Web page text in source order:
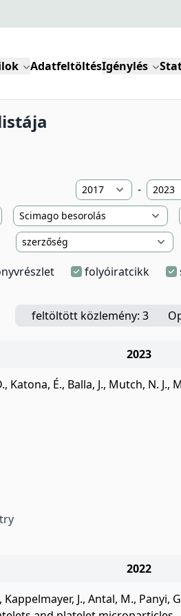
AdatfeltöltésIgénylés
-
folyóiratcikk
feltöltött közlemény: 3
2023
, Katona, É., Balla, J., Mutch, N. J.,
2022
, Kappelmayer, J., Antal, M., Panyi,